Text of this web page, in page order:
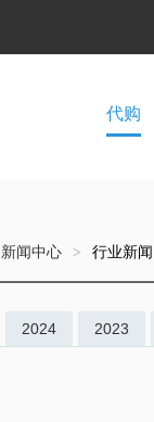
代购
新闻中心 > 行业新闻
2024 2023